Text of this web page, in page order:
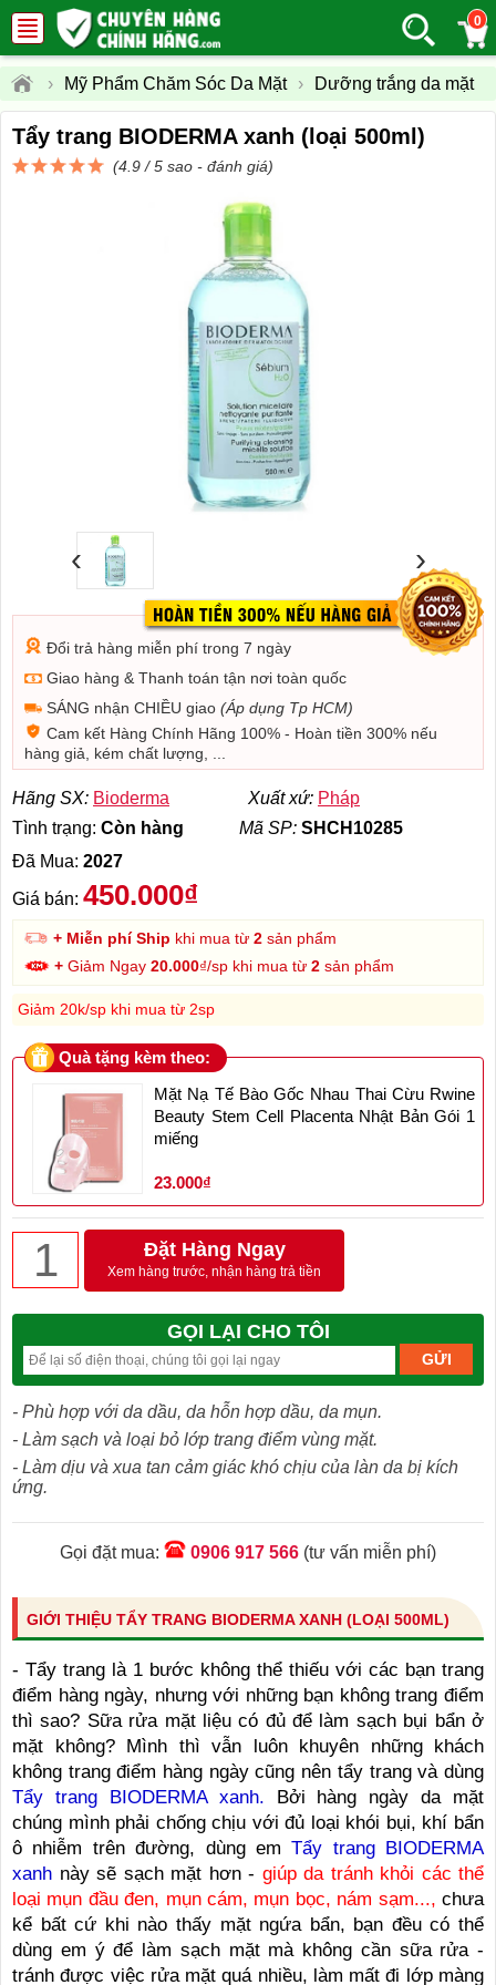
0
› Mỹ Phẩm Chăm Sóc Da Mặt › Dưỡng trắng da mặt
Tẩy trang BIODERMA xanh (loại 500ml)
(4.9 / 5 sao - đánh giá)
‹ ›
Đổi trả hàng miễn phí trong 7 ngày
Giao hàng & Thanh toán tận nơi toàn quốc
SÁNG nhận CHIỀU giao (Áp dụng Tp HCM)
Cam kết Hàng Chính Hãng 100% - Hoàn tiền 300% nếu
hàng giả, kém chất lượng, ...
Hãng SX: Bioderma Xuất xứ: Pháp
Tình trạng: Còn hàng Mã SP: SHCH10285
Đã Mua: 2027
Giá bán: 450.000₫
+ Miễn phí Ship khi mua từ 2 sản phẩm
+ Giảm Ngay20.000₫/sp khi mua từ2 sản phẩm
Giảm 20k/sp khi mua từ 2sp
Quà tặng kèm theo:
Mặt Nạ Tế Bào Gốc Nhau Thai Cừu Rwine
Beauty Stem Cell Placenta Nhật Bản Gói 1
miếng
23.000₫
Đặt Hàng Ngay
Xem hàng trước, nhận hàng trả tiền
GỌI LẠI CHO TÔI
- Phù hợp với da dầu, da hỗn hợp dầu, da mụn.
- Làm sạch và loại bỏ lớp trang điểm vùng mặt.
- Làm dịu và xua tan cảm giác khó chịu của làn da bị kích
ứng.
Gọi đặt mua: 0906 917 566 (tư vấn miễn phí)
GIỚI THIỆU TẨY TRANG BIODERMA XANH (LOẠI 500ML)
- Tẩy trang là 1 bước không thể thiếu với các bạn trang
điểm hàng ngày, nhưng với những bạn không trang điểm
thì sao? Sữa rửa mặt liệu có đủ để làm sạch bụi bẩn ở
mặt không? Mình thì vẫn luôn khuyên những khách
không trang điểm hàng ngày cũng nên tẩy trang và dùng
Tẩy trang BIODERMA xanh. Bởi hàng ngày da mặt
chúng mình phải chống chịu với đủ loại khói bụi, khí bẩn
ô nhiễm trên đường, dùng emTẩy trang BIODERMA
xanh này sẽ sạch mặt hơn - giúp da tránh khỏi các thể
loại mụn đầu đen, mụn cám, mụn bọc, nám sạm..., chưa
kể bất cứ khi nào thấy mặt ngứa bẩn, bạn đều có thể
dùng em ý để làm sạch mặt mà không cần sữa rửa -
tránh được việc rửa mặt quá nhiều, làm mất đi lớp màng